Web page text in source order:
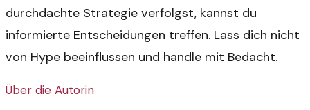
durchdachte Strategie verfolgst, kannst du
informierte Entscheidungen treffen. Lass dich nicht
von Hype beeinflussen und handle mit Bedacht.
Über die Autorin